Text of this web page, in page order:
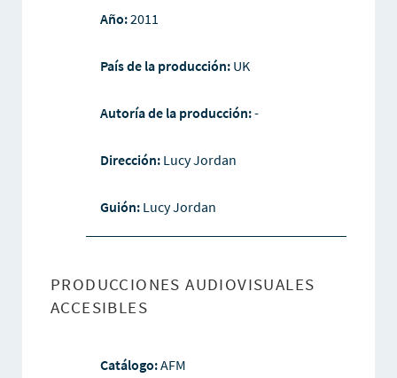
Año:2011
País de la producción: UK
Autoría de la producción:-
Dirección: Lucy Jordan
Guión: Lucy Jordan
PRODUCCIONES AUDIOVISUALES
ACCESIBLES
Catálogo:AFM